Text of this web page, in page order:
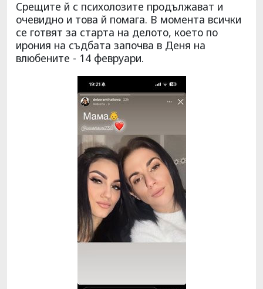
Срещите й с психолозите продължават и
очевидно и това й помага. В момента всички
се готвят за старта на делото, което по
ирония на съдбата започва в Деня на
влюбените - 14 февруари.